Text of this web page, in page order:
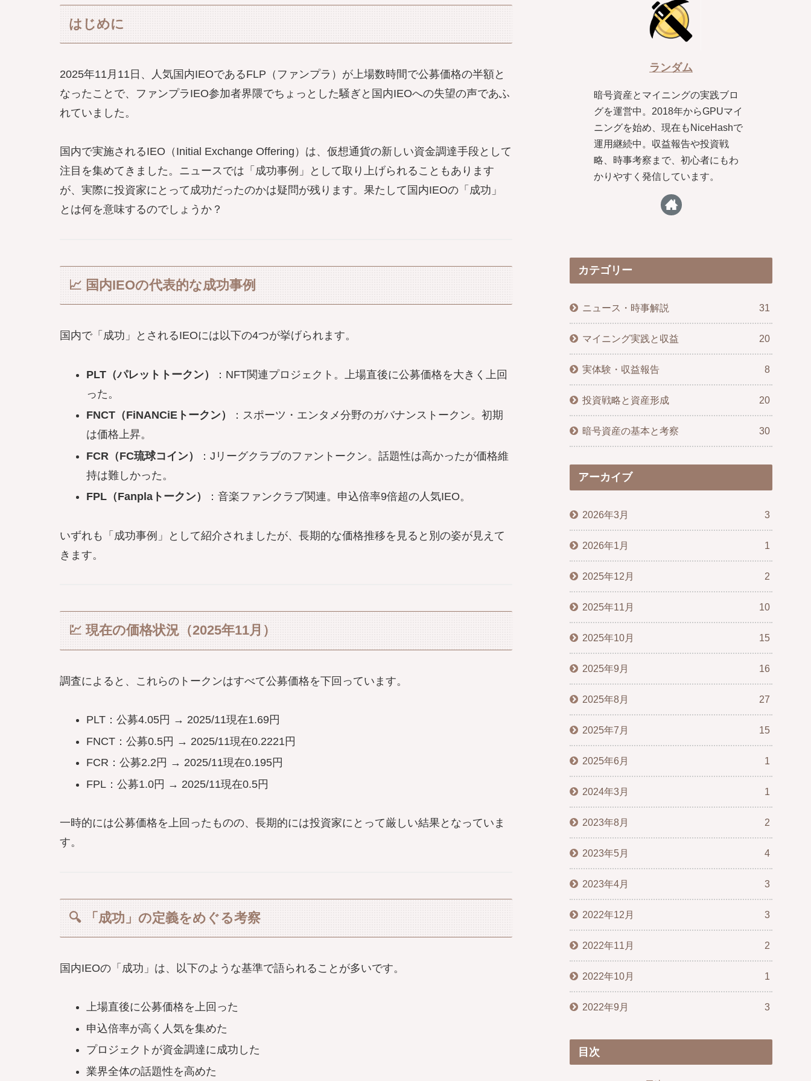
はじめに
2025年11月11日、人気国内IEOであるFLP（ファンプラ）が上場数時間で公募価格の半額と
なったことで、ファンプラIEO参加者界隈でちょっとした騒ぎと国内IEOへの失望の声であふ
れていました。
国内で実施されるIEO（Initial Exchange Offering）は、仮想通貨の新しい資金調達手段として
注目を集めてきました。ニュースでは「成功事例」として取り上げられることもあります
が、実際に投資家にとって成功だったのかは疑問が残ります。果たして国内IEOの「成功」
とは何を意味するのでしょうか？
📈 国内IEOの代表的な成功事例
国内で「成功」とされるIEOには以下の4つが挙げられます。
PLT（パレットトークン）
：NFT関連プロジェクト。上場直後に公募価格を大きく上回
った。
FNCT（FiNANCiEトークン）
：スポーツ・エンタメ分野のガバナンストークン。初期
は価格上昇。
FCR（FC琉球コイン）
：Jリーグクラブのファントークン。話題性は高かったが価格維
持は難しかった。
FPL（Fanplaトークン）
：音楽ファンクラブ関連。申込倍率9倍超の人気IEO。
いずれも「成功事例」として紹介されましたが、長期的な価格推移を見ると別の姿が見えて
きます。
💹 現在の価格状況（2025年11月）
調査によると、これらのトークンはすべて公募価格を下回っています。
PLT：公募4.05円 → 2025/11現在1.69円
FNCT：公募0.5円 → 2025/11現在0.2221円
FCR：公募2.2円 → 2025/11現在0.195円
FPL：公募1.0円 → 2025/11現在0.5円
一時的には公募価格を上回ったものの、長期的には投資家にとって厳しい結果となっていま
す。
🔍 「成功」の定義をめぐる考察
国内IEOの「成功」は、以下のような基準で語られることが多いです。
上場直後に公募価格を上回った
申込倍率が高く人気を集めた
プロジェクトが資金調達に成功した
業界全体の話題性を高めた
ランダム
暗号資産とマイニングの実践ブロ
グを運営中。2018年からGPUマイ
ニングを始め、現在もNiceHashで
運用継続中。収益報告や投資戦
略、時事考察まで、初心者にもわ
かりやすく発信しています。
カテゴリー
ニュース・時事解説 31
マイニング実践と収益 20
実体験・収益報告 8
投資戦略と資産形成 20
暗号資産の基本と考察 30
アーカイブ
2026年3月 3
2026年1月 1
2025年12月 2
2025年11月 10
2025年10月 15
2025年9月 16
2025年8月 27
2025年7月 15
2025年6月 1
2024年3月 1
2023年8月 2
2023年5月 4
2023年4月 3
2022年12月 3
2022年11月 2
2022年10月 1
2022年9月 3
目次